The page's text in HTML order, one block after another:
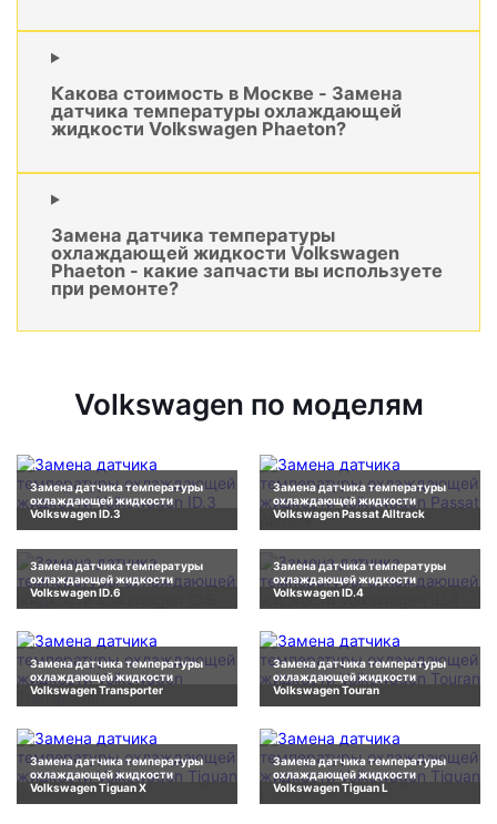
Какова стоимость в Москве - Замена
датчика температуры охлаждающей
жидкости Volkswagen Phaeton?
Замена датчика температуры
охлаждающей жидкости Volkswagen
Phaeton - какие запчасти вы используете
при ремонте?
Volkswagen по моделям
Замена датчика температуры
охлаждающей жидкости
Volkswagen ID.3
Замена датчика температуры
охлаждающей жидкости
Volkswagen Passat Alltrack
Замена датчика температуры
охлаждающей жидкости
Volkswagen ID.6
Замена датчика температуры
охлаждающей жидкости
Volkswagen ID.4
Замена датчика температуры
охлаждающей жидкости
Volkswagen Transporter
Замена датчика температуры
охлаждающей жидкости
Volkswagen Touran
Замена датчика температуры
охлаждающей жидкости
Volkswagen Tiguan X
Замена датчика температуры
охлаждающей жидкости
Volkswagen Tiguan L